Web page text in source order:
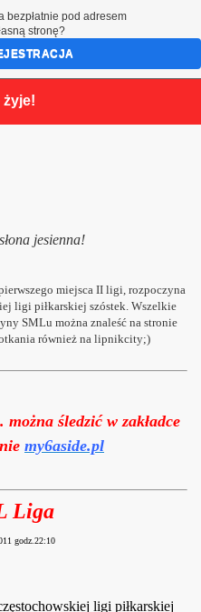
żyje!
jesienna!
miejsca II ligi, rozpoczyna
ligi piłkarskiej szóstek. Wszelkie
SMLu można znaleść na stronie
również na lipnikcity;)
możnaśledzićw zakładce
my6aside.pl
Liga
godz.22:10
ligi piłkarskiej
bezpłatnie pod adresem
stronę?